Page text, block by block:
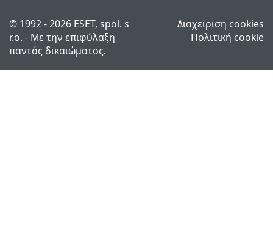
© 1992 - 2026 ESET, spol. s
r.o. - Με την επιφύλαξη
παντός δικαιώματος.
Διαχείριση cookies
Πολιτική cookie